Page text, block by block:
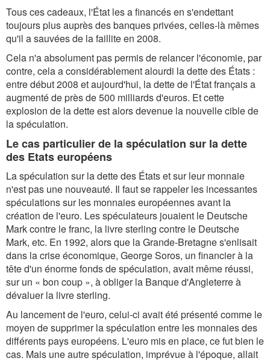
Tous ces cadeaux, l'État les a financés en s'endettant
toujours plus auprès des banques privées, celles-là mêmes
qu'il a sauvées de la faillite en 2008.
Cela n'a absolument pas permis de relancer l'économie, par
contre, cela a considérablement alourdi la dette des États :
entre début 2008 et aujourd'hui, la dette de l'État français a
augmenté de près de 500 milliards d'euros. Et cette
explosion de la dette est alors devenue la nouvelle cible de
la spéculation.
Le cas particulier de la spéculation sur la dette
des Etats européens
La spéculation sur la dette des États et sur leur monnaie
n'est pas une nouveauté. Il faut se rappeler les incessantes
spéculations sur les monnaies européennes avant la
création de l'euro. Les spéculateurs jouaient le Deutsche
Mark contre le franc, la livre sterling contre le Deutsche
Mark, etc. En 1992, alors que la Grande-Bretagne s'enlisait
dans la crise économique, George Soros, un financier à la
tête d'un énorme fonds de spéculation, avait même réussi,
sur un « bon coup », à obliger la Banque d'Angleterre à
dévaluer la livre sterling.
Au lancement de l'euro, celui-ci avait été présenté comme le
moyen de supprimer la spéculation entre les monnaies des
différents pays européens. L'euro mis en place, ce fut bien le
cas. Mais une autre spéculation, imprévue à l'époque, allait